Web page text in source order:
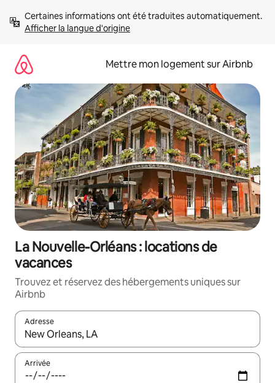
directement
Afficher la langue d'origine
Mettre mon logement sur Airbnb
La Nouvelle-Orléans : locations de
vacances
Trouvez et réservez des hébergements uniques sur
Airbnb
Adresse
Lorsque les résultats s'affichent, utilisez les flèches vers le
Arrivée